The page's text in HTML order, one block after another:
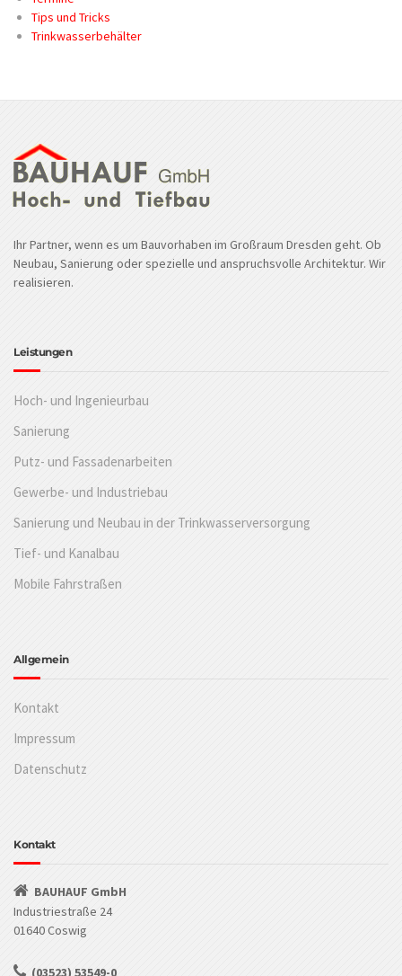
Tips und Tricks
Trinkwasserbehälter
Ihr Partner, wenn es um Bauvorhaben im Großraum Dresden geht. Ob
Neubau, Sanierung oder spezielle und anspruchsvolle Architektur. Wir
realisieren.
Leistungen
Hoch- und Ingenieurbau
Sanierung
Putz- und Fassadenarbeiten
Gewerbe- und Industriebau
Sanierung und Neubau in der Trinkwasserversorgung
Tief- und Kanalbau
Mobile Fahrstraßen
Allgemein
Kontakt
Impressum
Datenschutz
Kontakt
BAUHAUF GmbH
Industriestraße 24
01640 Coswig
(03523) 53549-0